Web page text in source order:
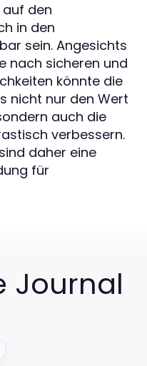
auf den
in den
sein. Angesichts
nach sicheren und
könnte die
nicht nur den Wert
auch die
verbessern.
daher eine
für
Journal